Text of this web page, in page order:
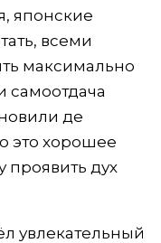
японские
всеми
максимально
самоотдача
де
это хорошее
проявить дух
увлекательный